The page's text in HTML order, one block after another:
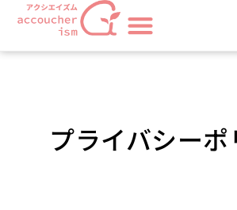
プライバシーポ